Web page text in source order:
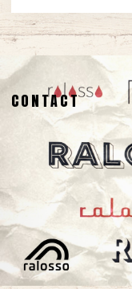
CONTACT